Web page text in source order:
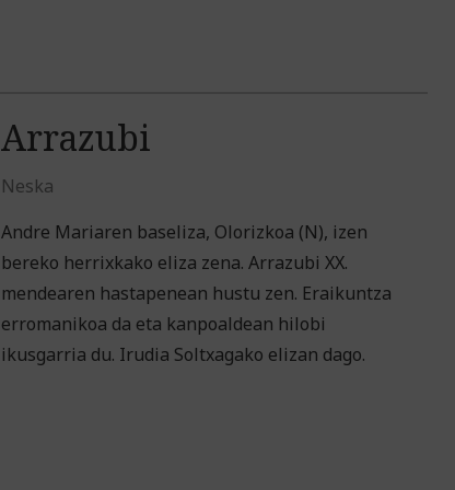
Arrazubi
Neska
Andre Mariaren baseliza, Olorizkoa (N), izen
bereko herrixkako eliza zena. Arrazubi XX.
mendearen hastapenean hustu zen. Eraikuntza
erromanikoa da eta kanpoaldean hilobi
ikusgarria du. Irudia Soltxagako elizan dago.